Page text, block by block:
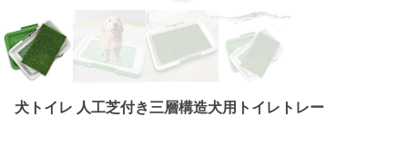
犬トイレ 人工芝付き三層構造犬用トイレトレー